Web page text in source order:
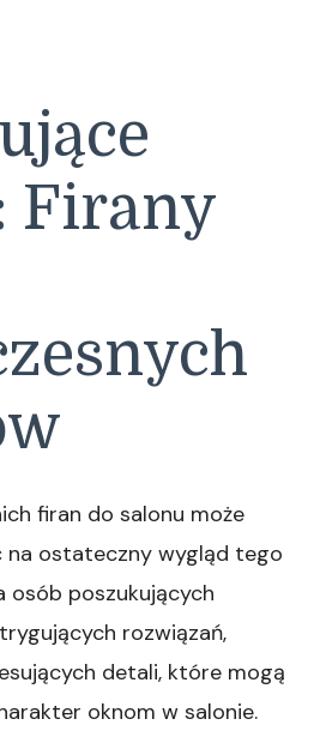
Firany
firan do salonu może
na ostateczny wygląd tego
osób poszukujących
rozwiązań,
detali, które mogą
oknom w salonie.